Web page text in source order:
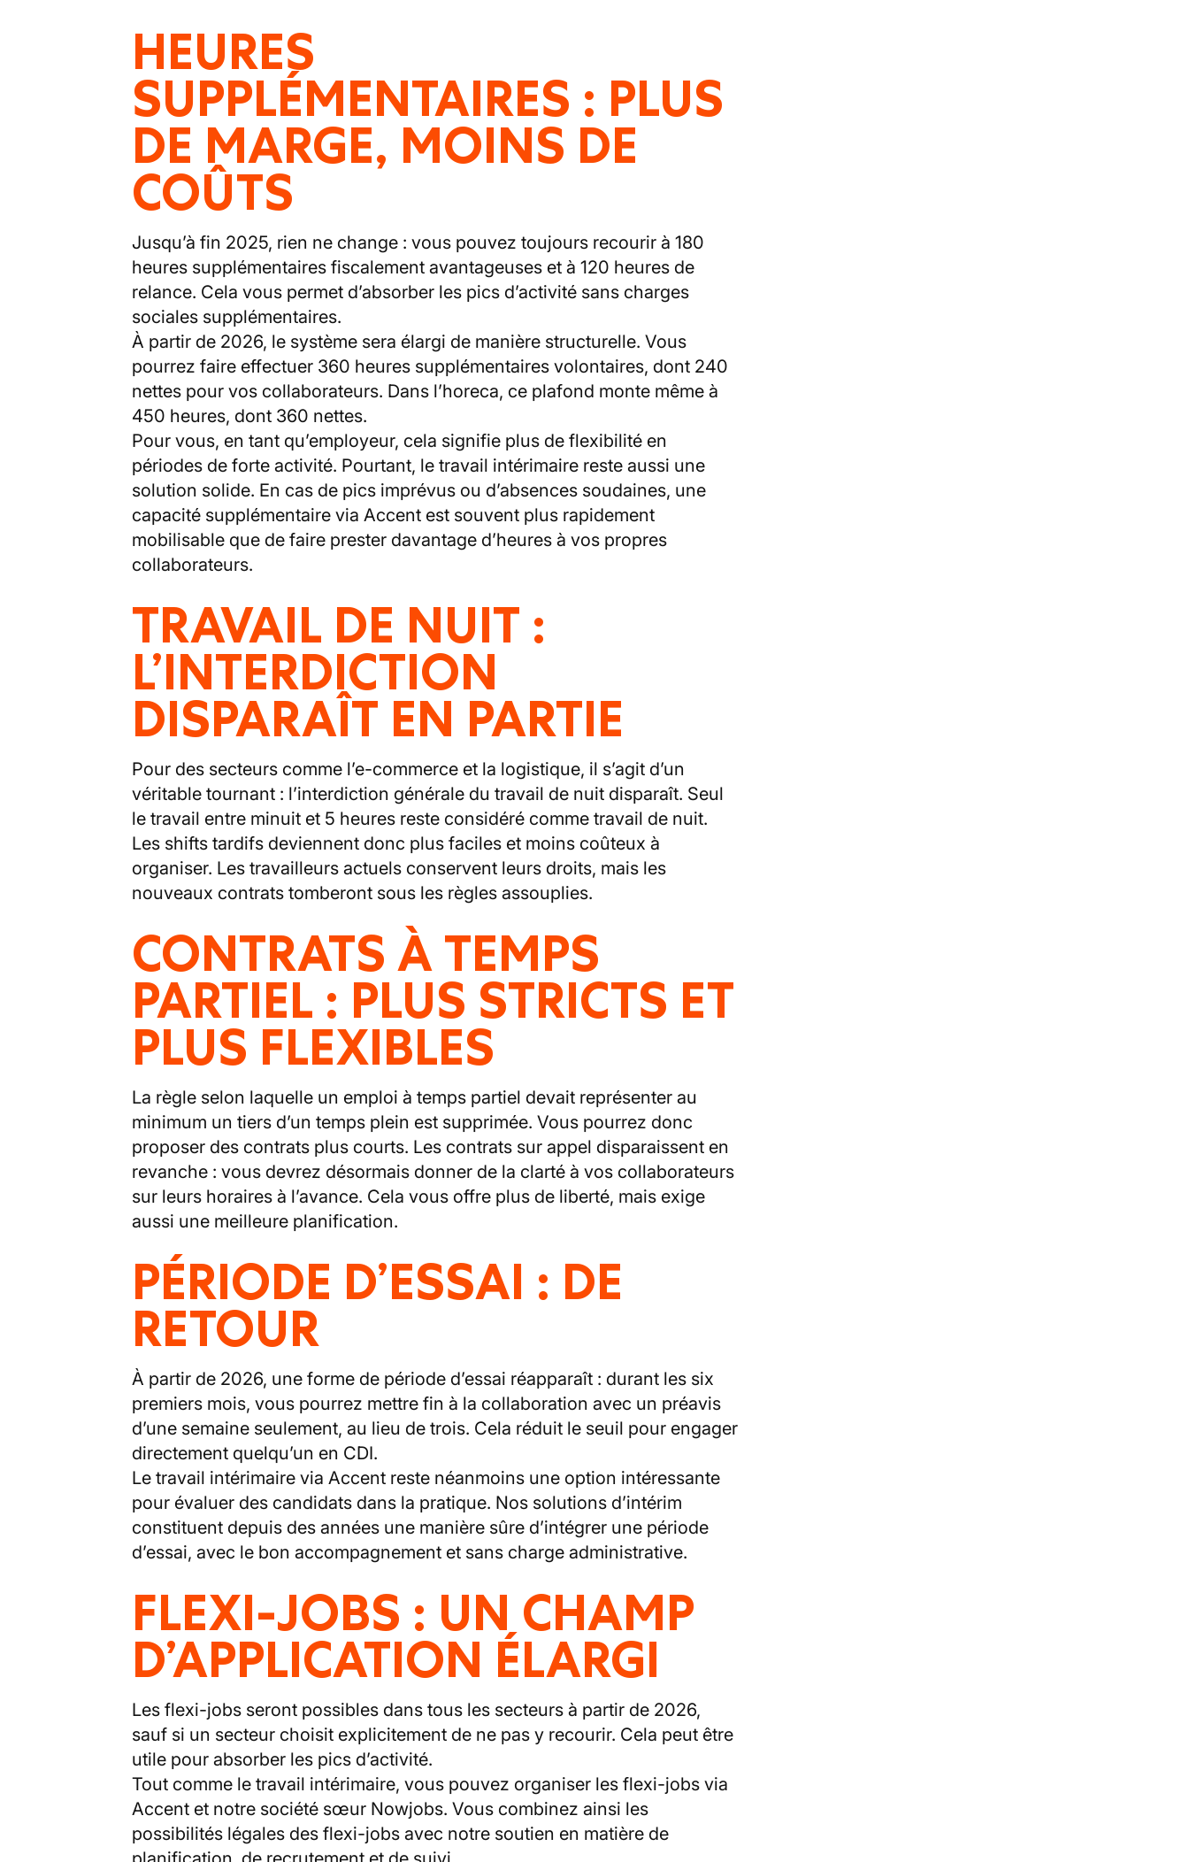
HEURES
SUPPLÉMENTAIRES : PLUS
DE MARGE, MOINS DE
COÛTS
Jusqu’à fin 2025, rien ne change : vous pouvez toujours recourir à 180
heures supplémentaires fiscalement avantageuses et à 120 heures de
relance. Cela vous permet d’absorber les pics d’activité sans charges
sociales supplémentaires.
À partir de 2026, le système sera élargi de manière structurelle. Vous
pourrez faire effectuer 360 heures supplémentaires volontaires, dont 240
nettes pour vos collaborateurs. Dans l’horeca, ce plafond monte même à
450 heures, dont 360 nettes.
Pour vous, en tant qu’employeur, cela signifie plus de flexibilité en
périodes de forte activité. Pourtant, le travail intérimaire reste aussi une
solution solide. En cas de pics imprévus ou d’absences soudaines, une
capacité supplémentaire via Accent est souvent plus rapidement
mobilisable que de faire prester davantage d’heures à vos propres
collaborateurs.
TRAVAIL DE NUIT :
L’INTERDICTION
DISPARAÎT EN PARTIE
Pour des secteurs comme l’e-commerce et la logistique, il s’agit d’un
véritable tournant : l’interdiction générale du travail de nuit disparaît. Seul
le travail entre minuit et 5 heures reste considéré comme travail de nuit.
Les shifts tardifs deviennent donc plus faciles et moins coûteux à
organiser. Les travailleurs actuels conservent leurs droits, mais les
nouveaux contrats tomberont sous les règles assouplies.
CONTRATS À TEMPS
PARTIEL : PLUS STRICTS ET
PLUS FLEXIBLES
La règle selon laquelle un emploi à temps partiel devait représenter au
minimum un tiers d’un temps plein est supprimée. Vous pourrez donc
proposer des contrats plus courts. Les contrats sur appel disparaissent en
revanche : vous devrez désormais donner de la clarté à vos collaborateurs
sur leurs horaires à l’avance. Cela vous offre plus de liberté, mais exige
aussi une meilleure planification.
PÉRIODE D’ESSAI : DE
RETOUR
À partir de 2026, une forme de période d’essai réapparaît : durant les six
premiers mois, vous pourrez mettre fin à la collaboration avec un préavis
d’une semaine seulement, au lieu de trois. Cela réduit le seuil pour engager
directement quelqu’un en CDI.
Le travail intérimaire via Accent reste néanmoins une option intéressante
pour évaluer des candidats dans la pratique. Nos solutions d’intérim
constituent depuis des années une manière sûre d’intégrer une période
d’essai, avec le bon accompagnement et sans charge administrative.
FLEXI-JOBS : UN CHAMP
D’APPLICATION ÉLARGI
Les flexi-jobs seront possibles dans tous les secteurs à partir de 2026,
sauf si un secteur choisit explicitement de ne pas y recourir. Cela peut être
utile pour absorber les pics d’activité.
Tout comme le travail intérimaire, vous pouvez organiser les flexi-jobs via
Accent et notre société sœur Nowjobs. Vous combinez ainsi les
possibilités légales des flexi-jobs avec notre soutien en matière de